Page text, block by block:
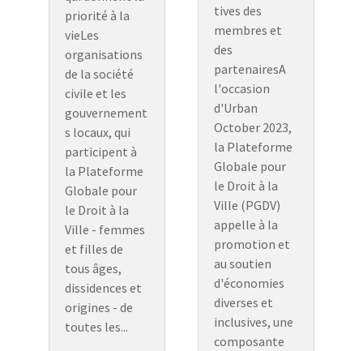
priorité à la
vieLes
organisations
de la société
civile et les
gouvernement
s locaux, qui
participent à
la Plateforme
Globale pour
le Droit à la
Ville - femmes
et filles de
tous âges,
dissidences et
origines - de
toutes les...
tives des
membres et
des
partenairesA
l'occasion
d'Urban
October 2023,
la Plateforme
Globale pour
le Droit à la
Ville (PGDV)
appelle à la
promotion et
au soutien
d'économies
diverses et
inclusives, une
composante